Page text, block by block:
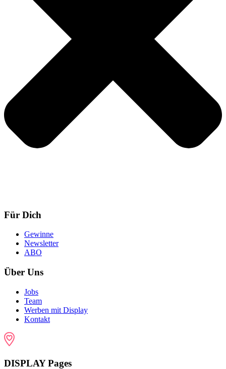
Für Dich
Gewinne
Newsletter
ABO
Über Uns
Jobs
Team
Werben mit Display
Kontakt
DISPLAY Pages